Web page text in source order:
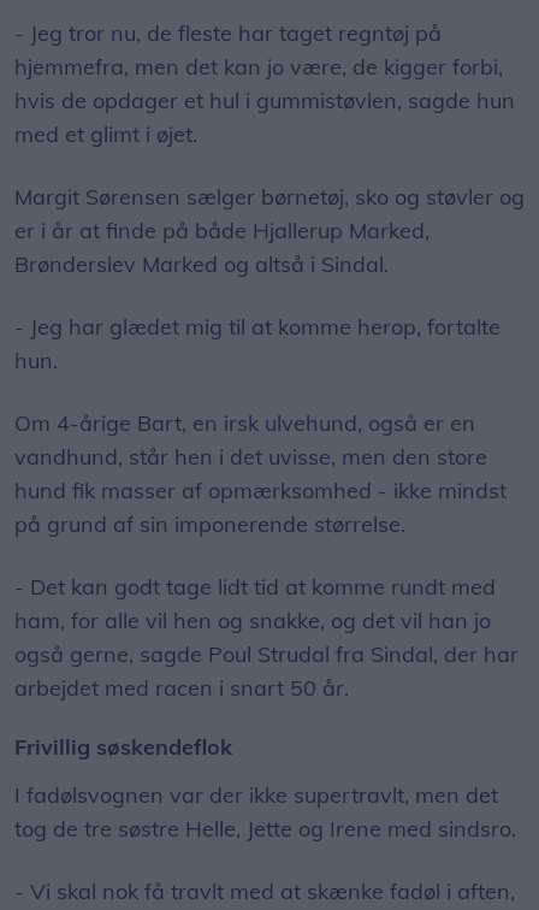
- Jeg tror nu, de fleste har taget regntøj på
hjemmefra, men det kan jo være, de kigger forbi,
hvis de opdager et hul i gummistøvlen, sagde hun
med et glimt i øjet.
Margit Sørensen sælger børnetøj, sko og støvler og
er i år at finde på både Hjallerup Marked,
Brønderslev Marked og altså i Sindal.
- Jeg har glædet mig til at komme herop, fortalte
hun.
Om 4-årige Bart, en irsk ulvehund, også er en
vandhund, står hen i det uvisse, men den store
hund fik masser af opmærksomhed - ikke mindst
på grund af sin imponerende størrelse.
- Det kan godt tage lidt tid at komme rundt med
ham, for alle vil hen og snakke, og det vil han jo
også gerne, sagde Poul Strudal fra Sindal, der har
arbejdet med racen i snart 50 år.
Frivillig søskendeflok
I fadølsvognen var der ikke supertravlt, men det
tog de tre søstre Helle, Jette og Irene med sindsro.
- Vi skal nok få travlt med at skænke fadøl i aften,